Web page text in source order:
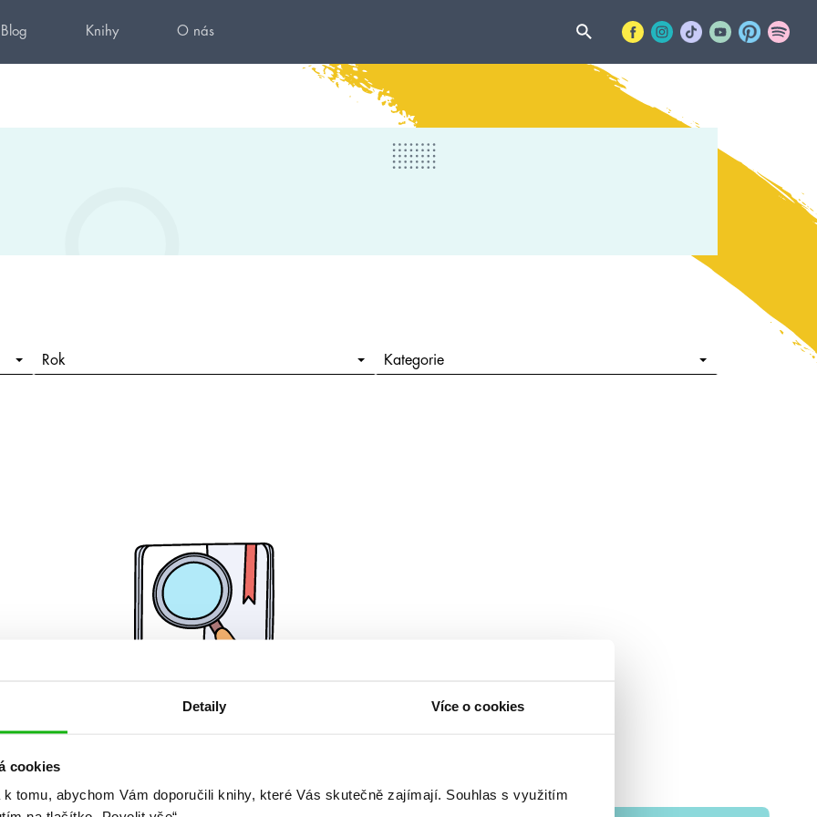
Detaily Více o cookies
cookies
tomu, abychom Vám doporučili knihy, které Vás skutečně zajímají. Souhlas s využitím
Blog Knihy O nás
Rok Kategorie